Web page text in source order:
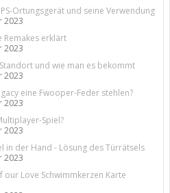
Ortungsgerät und seine Verwendung
2023
Remakes erklärt
2023
und wie man es bekommt
2023
eine Fwooper-Feder stehlen?
2023
Spiel?
2023
in der Hand - Lösung des Türrätsels
2023
our Love Schwimmkerzen Karte